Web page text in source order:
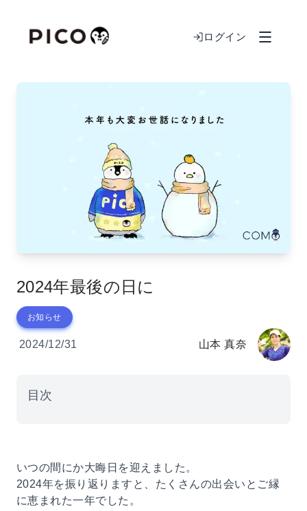
ログイン
2024年最後の日に
お知らせ
2024/12/31 山本 真奈
目次
いつの間にか大晦日を迎えました。
2024年を振り返りますと、たくさんの出会いとご縁
に恵まれた一年でした。